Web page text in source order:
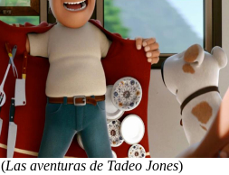
(Las aventuras de Tadeo Jones)